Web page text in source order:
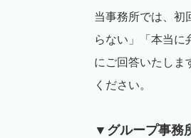
当事務所では、初
らない」「本当に
にご回答いたしま
ください。
▼グループ事務